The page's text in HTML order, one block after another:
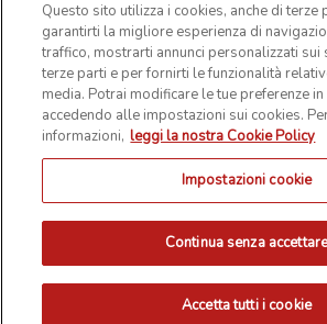
© 2019 Passepartout s.p.a. - c/o SM HUB -
Sessanta 99, 47891 Dogana Repubblica di
Operatore Economico SM03473 - Iscrizione
del 6 agosto 2010 - Iscrizione Registro delle
PRIVACY POLICY COOKIE POLICY
Questo sito utilizza i cookies, anche di terze
garantirti la migliore esperienza di
traffico, mostrarti annunci personalizzati sui
terze parti e per fornirti le funzionalità
media. Potrai modificare le tue preferenze
accedendo alle impostazioni sui cookies.
informazioni, leggi la nostra Cookie Policy
Impostazioni cookie
Continua senza
Accetta tutti i cookie